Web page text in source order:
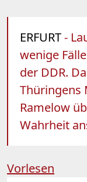
ERFURT-
wenige
der DDR.
Thüringens
Ramelow
Wahrheit
Vorlesen